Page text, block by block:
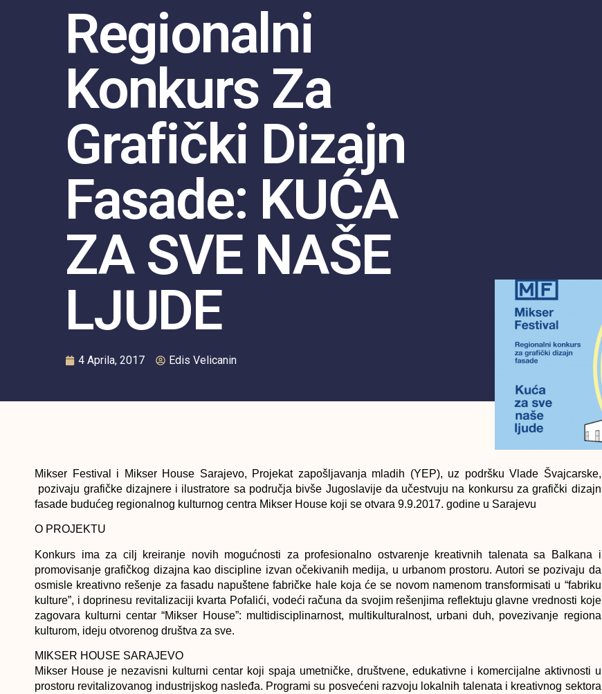
Regionalni
Konkurs Za
Grafički Dizajn
Fasade: KUĆA
ZA SVE NAŠE
LJUDE
4 Aprila, 2017 Edis Velicanin
Mikser Festival i Mikser House Sarajevo, Projekat zapošljavanja mladih (YEP), uz podršku Vlade Švajcarske,
pozivaju grafičke dizajnere i ilustratore sa područja bivše Jugoslavije da učestvuju na konkursu za grafički dizajn
fasade budućeg regionalnog kulturnog centra Mikser House koji se otvara 9.9.2017. godine u Sarajevu
O PROJEKTU
Konkurs ima za cilj kreiranje novih mogućnosti za profesionalno ostvarenje kreativnih talenata sa Balkana i
promovisanje grafičkog dizajna kao discipline izvan očekivanih medija, u urbanom prostoru. Autori se pozivaju da
osmisle kreativno rešenje za fasadu napuštene fabričke hale koja će se novom namenom transformisati u “fabriku
kulture”, i doprinesu revitalizaciji kvarta Pofalići, vodeći računa da svojim rešenjima reflektuju glavne vrednosti koje
zagovara kulturni centar “Mikser House”: multidisciplinarnost, multikulturalnost, urbani duh, povezivanje regiona
kulturom, ideju otvorenog društva za sve.
MIKSER HOUSE SARAJEVO
Mikser House je nezavisni kulturni centar koji spaja umetničke, društvene, edukativne i komercijalne aktivnosti u
prostoru revitalizovanog industrijskog nasleđa. Programi su posvećeni razvoju lokalnih talenata i kreativnog sektora